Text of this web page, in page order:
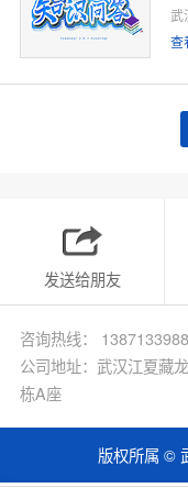
查
发送给朋友
咨询热线：
公司地址：武汉江夏藏
栋A座
版权所属 ©